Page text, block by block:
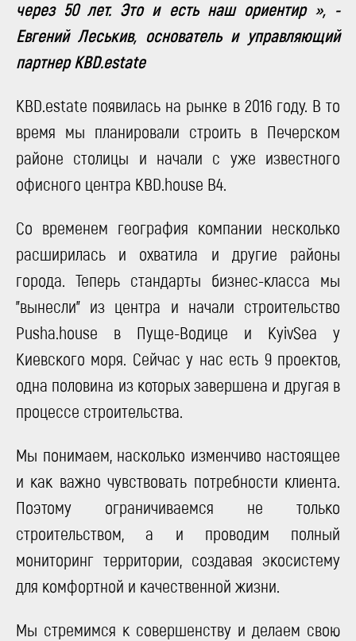
через 50 лет. Это и есть наш ориентир », -
Евгений Леськив, основатель и управляющий
партнер KBD.estate
KBD.estate появилась на рынке в 2016 году. В то
время мы планировали строить в Печерском
районе столицы и начали с уже известного
офисного центра KBD.house B4.
Со временем география компании несколько
расширилась и охватила и другие районы
города. Теперь стандарты бизнес-класса мы
"вынесли" из центра и начали строительство
Pusha.house в Пуще-Водице и KyivSea у
Киевского моря. Сейчас у нас есть 9 проектов,
одна половина из которых завершена и другая в
процессе строительства.
Мы понимаем, насколько изменчиво настоящее
и как важно чувствовать потребности клиента.
Поэтому ограничиваемся не только
строительством, а и проводим полный
мониторинг территории, создавая экосистему
для комфортной и качественной жизни.
Мы стремимся к совершенству и делаем свою